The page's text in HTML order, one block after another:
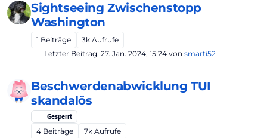
Sightseeing Zwischenstopp
Washington
1 Beiträge 3k Aufrufe
Letzter Beitrag: 27. Jan. 2024, 15:24 von smarti52
Beschwerdenabwicklung TUI
skandalös
Gesperrt
4 Beiträge 7k Aufrufe